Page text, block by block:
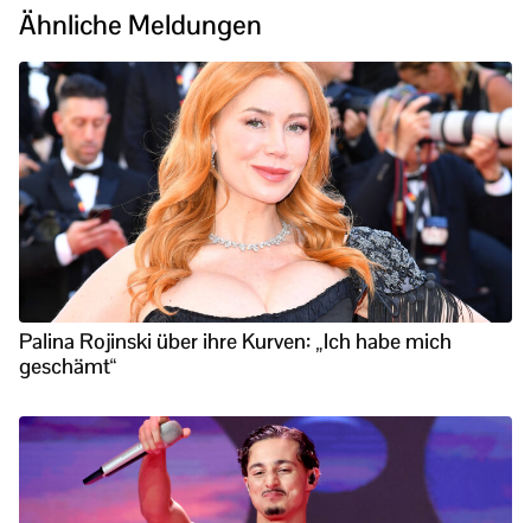
Ähnliche Meldungen
Palina Rojinski über ihre Kurven: „Ich habe mich
geschämt“